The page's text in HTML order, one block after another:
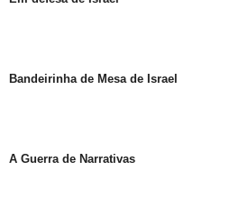
Bandeirinha de Mesa de Israel
A Guerra de Narrativas